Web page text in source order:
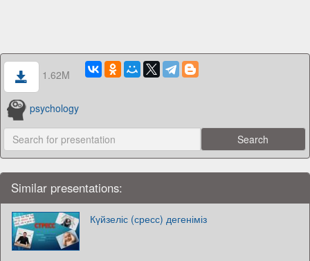
1.62M
psychology
Similar presentations:
Күйзеліс (сресс) дегеніміз